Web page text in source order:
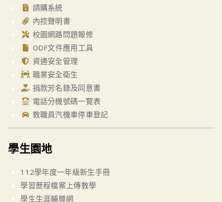
請購系統
內控聲明書
校園網路問題報修
ODF文件應用工具
資通安全管理
職業安全衛生
捐款芳名錄及同意書
電話分機號碼一覽表
教職員汽機車停車登記
學生園地
112學年度一年級新生手冊
學習歷程檔案上傳教學
學生生涯輔導網